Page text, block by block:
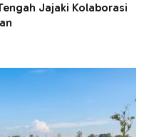
Jajaki Kolaborasi